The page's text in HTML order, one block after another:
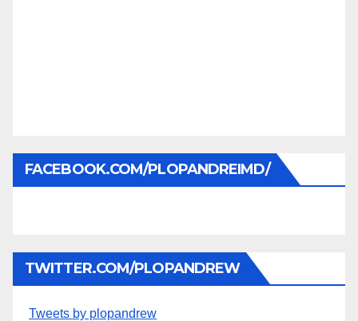
FACEBOOK.COM/PLOPANDREIMD/
TWITTER.COM/PLOPANDREW
Tweets by plopandrew